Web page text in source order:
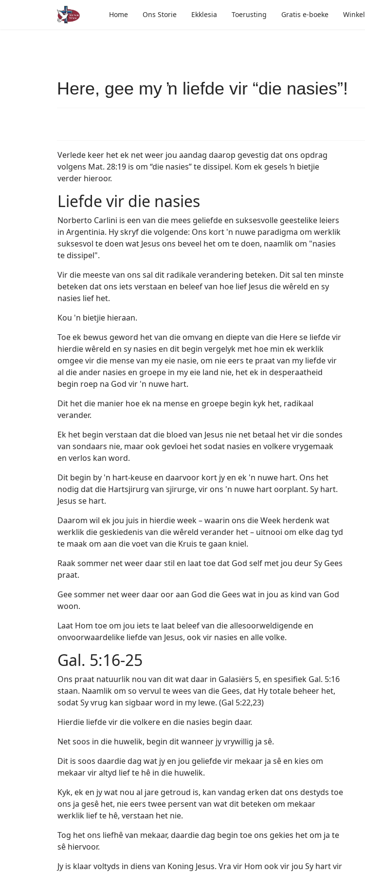
Home Ons Storie Ekklesia Toerusting Gratis e-boeke Winkel
Here, gee my ŉ liefde vir “die nasies”!
Verlede keer het ek net weer jou aandag daarop gevestig dat ons opdrag
volgens Mat. 28:19 is om “die nasies” te dissipel. Kom ek gesels ŉ bietjie
verder hieroor.
Liefde vir die nasies
Norberto Carlini is een van die mees geliefde en suksesvolle geestelike leiers
in Argentinia. Hy skryf die volgende: Ons kort 'n nuwe paradigma om werklik
suksesvol te doen wat Jesus ons beveel het om te doen, naamlik om "nasies
te dissipel".
Vir die meeste van ons sal dit radikale verandering beteken. Dit sal ten minste
beteken dat ons iets verstaan en beleef van hoe lief Jesus die wêreld en sy
nasies lief het.
Kou 'n bietjie hieraan.
Toe ek bewus geword het van die omvang en diepte van die Here se liefde vir
hierdie wêreld en sy nasies en dit begin vergelyk met hoe min ek werklik
omgee vir die mense van my eie nasie, om nie eers te praat van my liefde vir
al die ander nasies en groepe in my eie land nie, het ek in desperaatheid
begin roep na God vir 'n nuwe hart.
Dit het die manier hoe ek na mense en groepe begin kyk het, radikaal
verander.
Ek het begin verstaan dat die bloed van Jesus nie net betaal het vir die sondes
van sondaars nie, maar ook gevloei het sodat nasies en volkere vrygemaak
en verlos kan word.
Dit begin by 'n hart-keuse en daarvoor kort jy en ek 'n nuwe hart. Ons het
nodig dat die Hartsjirurg van sjirurge, vir ons 'n nuwe hart oorplant. Sy hart.
Jesus se hart.
Daarom wil ek jou juis in hierdie week – waarin ons die Week herdenk wat
werklik die geskiedenis van die wêreld verander het – uitnooi om elke dag tyd
te maak om aan die voet van die Kruis te gaan kniel.
Raak sommer net weer daar stil en laat toe dat God self met jou deur Sy Gees
praat.
Gee sommer net weer daar oor aan God die Gees wat in jou as kind van God
woon.
Laat Hom toe om jou iets te laat beleef van die allesoorweldigende en
onvoorwaardelike liefde van Jesus, ook vir nasies en alle volke.
Gal. 5:16-25
Ons praat natuurlik nou van dit wat daar in Galasiërs 5, en spesifiek Gal. 5:16
staan. Naamlik om so vervul te wees van die Gees, dat Hy totale beheer het,
sodat Sy vrug kan sigbaar word in my lewe. (Gal 5:22,23)
Hierdie liefde vir die volkere en die nasies begin daar.
Net soos in die huwelik, begin dit wanneer jy vrywillig ja sê.
Dit is soos daardie dag wat jy en jou geliefde vir mekaar ja sê en kies om
mekaar vir altyd lief te hê in die huwelik.
Kyk, ek en jy wat nou al jare getroud is, kan vandag erken dat ons destyds toe
ons ja gesê het, nie eers twee persent van wat dit beteken om mekaar
werklik lief te hê, verstaan het nie.
Tog het ons liefhê van mekaar, daardie dag begin toe ons gekies het om ja te
sê hiervoor.
Jy is klaar voltyds in diens van Koning Jesus. Vra vir Hom ook vir jou Sy hart vir